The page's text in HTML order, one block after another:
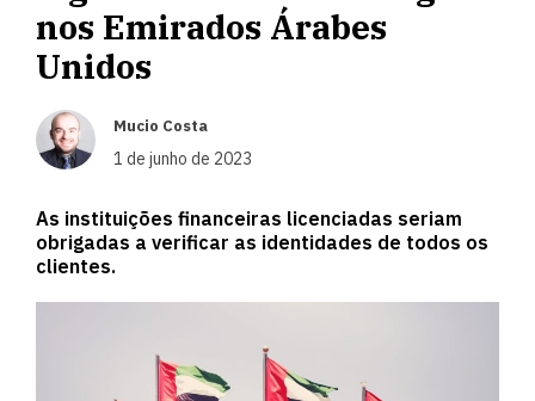
nos Emirados Árabes
Unidos
Mucio Costa
1 de junho de 2023
As instituições financeiras licenciadas seriam
obrigadas a verificar as identidades de todos os
clientes.